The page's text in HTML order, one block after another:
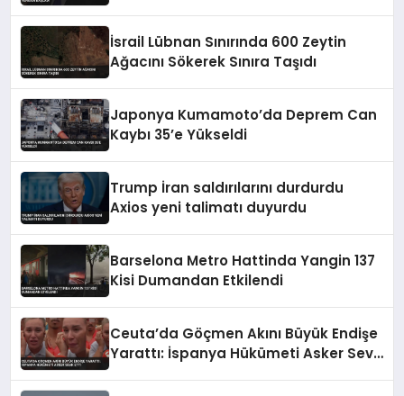
İsrail Lübnan Sınırında 600 Zeytin
Ağacını Sökerek Sınıra Taşıdı
Japonya Kumamoto’da Deprem Can
Kaybı 35’e Yükseldi
Trump İran saldırılarını durdurdu
Axios yeni talimatı duyurdu
Barselona Metro Hattinda Yangin 137
Kisi Dumandan Etkilendi
Ceuta’da Göçmen Akını Büyük Endişe
Yarattı: İspanya Hükümeti Asker Sevk